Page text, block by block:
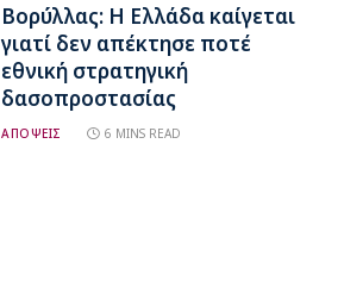
Βορύλλας: Η Ελλάδα καίγεται
γιατί δεν απέκτησε ποτέ
εθνική στρατηγική
δασοπροστασίας
ΑΠΟΨΕΙΣ 6 MINS READ